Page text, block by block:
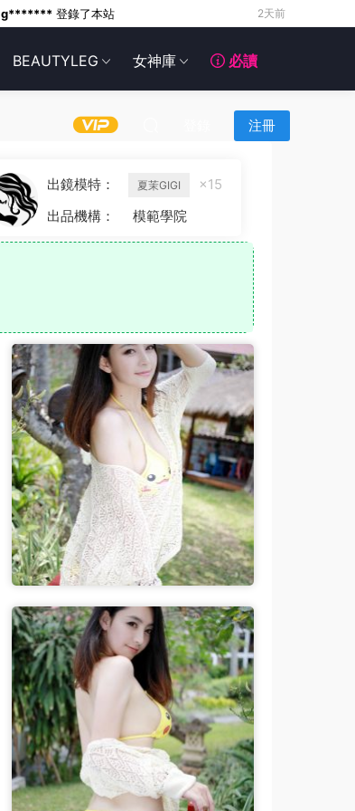
BEAUTYLEG 女神庫 必讀
注冊
g******* 登錄了本站 3天前
6******* 3天前
6******* 3天前
3天前
6*******
6*******
g*******
出鏡模特： 夏茉GIGI
×15
出品機構：
模範學院